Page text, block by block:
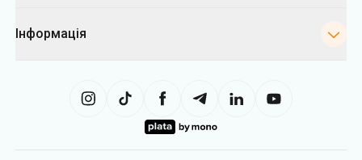
Інформація